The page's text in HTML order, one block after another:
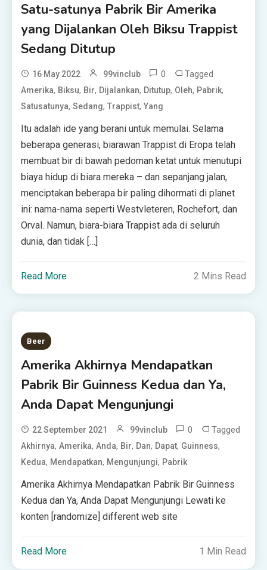
Satu-satunya Pabrik Bir Amerika
yang Dijalankan Oleh Biksu Trappist
Sedang Ditutup
16 May 2022 99vinclub 0 Tagged
Amerika, Biksu, Bir, Dijalankan, Ditutup, Oleh, Pabrik,
Satusatunya,Sedang,Trappist,Yang
Itu adalah ide yang berani untuk memulai. Selama
beberapa generasi, biarawan Trappist di Eropa telah
membuat bir di bawah pedoman ketat untuk menutupi
biaya hidup di biara mereka – dan sepanjang jalan,
menciptakan beberapa bir paling dihormati di planet
ini: nama-nama seperti Westvleteren, Rochefort, dan
Orval. Namun, biara-biara Trappist ada di seluruh
dunia, dan tidak […]
Read More 2 Mins Read
Beer
Amerika Akhirnya Mendapatkan
Pabrik Bir Guinness Kedua dan Ya,
Anda Dapat Mengunjungi
22 September 2021 99vinclub 0 Tagged
Akhirnya,Amerika,Anda, Bir, Dan, Dapat, Guinness,
Kedua, Mendapatkan, Mengunjungi, Pabrik
Amerika Akhirnya Mendapatkan Pabrik Bir Guinness
Kedua dan Ya, Anda Dapat Mengunjungi Lewati ke
konten [randomize] different web site
Read More 1 Min Read